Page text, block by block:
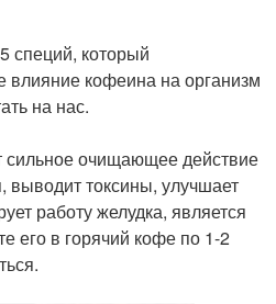
специй, который
влияние кофеина на организм
на нас.
сильное очищающее действие
выводит токсины, улучшает
работу желудка, является
его в горячий кофе по 1-2